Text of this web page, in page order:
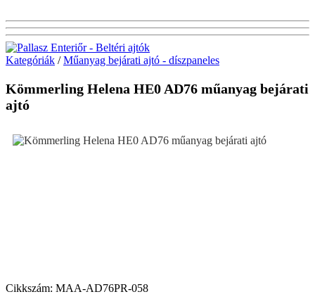
Kategóriák /Műanyag bejárati ajtó - díszpaneles
Kömmerling Helena HE0 AD76 műanyag bejárati
ajtó
Cikkszám: MAA-AD76PR-058